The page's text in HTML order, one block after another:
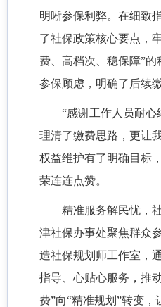
明晰参保利弊。在细致
了社保政策核心要点，
费、高档次、稳保障”
参保顾虑，明确了后续
“感谢工作人员耐
理清了缴费思路，更让
权益维护有了明确目标
荣连连点赞。
精准服务解民忧，
津社保办事处聚焦群众
造社保规划师工作室，
指导、心贴心服务，推
费”向“精准规划”转变